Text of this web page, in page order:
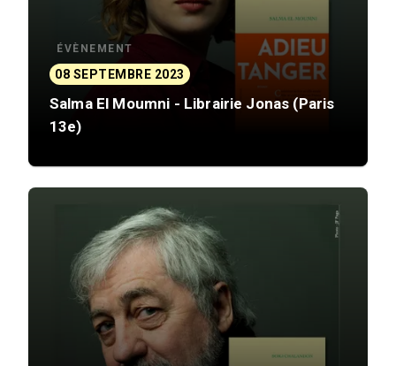
ÉVÈNEMENT
08 SEPTEMBRE 2023
Salma El Moumni - Librairie Jonas (Paris
13e)